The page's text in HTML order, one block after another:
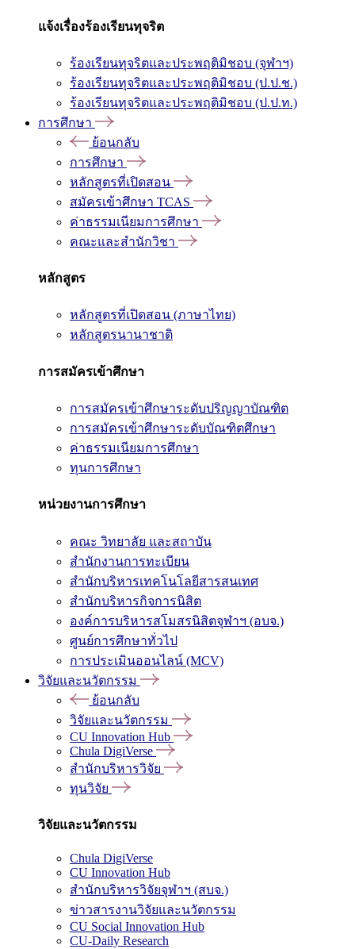
แจ้งเรื่องร้องเรียนทุจริต
ร้องเรียนทุจริตและประพฤติมิชอบ (จุฬาฯ)
ร้องเรียนทุจริตและประพฤติมิชอบ (ป.ป.ช.)
ร้องเรียนทุจริตและประพฤติมิชอบ (ป.ป.ท.)
การศึกษา
ย้อนกลับ
การศึกษา
หลักสูตรที่เปิดสอน
สมัครเข้าศึกษา TCAS
ค่าธรรมเนียมการศึกษา
คณะและสำนักวิชา
หลักสูตร
หลักสูตรที่เปิดสอน (ภาษาไทย)
หลักสูตรนานาชาติ
การสมัครเข้าศึกษา
การสมัครเข้าศึกษาระดับปริญญาบัณฑิต
การสมัครเข้าศึกษาระดับบัณฑิตศึกษา
ค่าธรรมเนียมการศึกษา
ทุนการศึกษา
หน่วยงานการศึกษา
คณะ วิทยาลัย และสถาบัน
สำนักงานการทะเบียน
สำนักบริหารเทคโนโลยีสารสนเทศ
สำนักบริหารกิจการนิสิต
องค์การบริหารสโมสรนิสิตจุฬาฯ (อบจ.)
ศูนย์การศึกษาทั่วไป
การประเมินออนไลน์ (MCV)
วิจัยและนวัตกรรม
ย้อนกลับ
วิจัยและนวัตกรรม
CU Innovation Hub
Chula DigiVerse
สำนักบริหารวิจัย
ทุนวิจัย
วิจัยและนวัตกรรม
Chula DigiVerse
CU Innovation Hub
สำนักบริหารวิจัยจุฬาฯ (สบจ.)
ข่าวสารงานวิจัยและนวัตกรรม
CU Social Innovation Hub
CU-Daily Research